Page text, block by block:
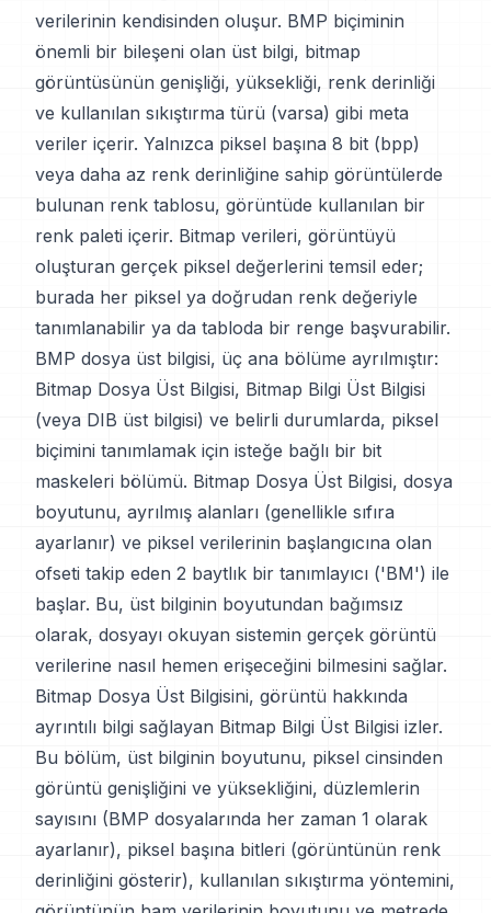
verilerinin kendisinden oluşur. BMP biçiminin
önemli bir bileşeni olan üst bilgi, bitmap
görüntüsünün genişliği, yüksekliği, renk derinliği
ve kullanılan sıkıştırma türü (varsa) gibi meta
veriler içerir. Yalnızca piksel başına 8 bit (bpp)
veya daha az renk derinliğine sahip görüntülerde
bulunan renk tablosu, görüntüde kullanılan bir
renk paleti içerir. Bitmap verileri, görüntüyü
oluşturan gerçek piksel değerlerini temsil eder;
burada her piksel ya doğrudan renk değeriyle
tanımlanabilir ya da tabloda bir renge başvurabilir.
BMP dosya üst bilgisi, üç ana bölüme ayrılmıştır:
Bitmap Dosya Üst Bilgisi, Bitmap Bilgi Üst Bilgisi
(veya DIB üst bilgisi) ve belirli durumlarda, piksel
biçimini tanımlamak için isteğe bağlı bir bit
maskeleri bölümü. Bitmap Dosya Üst Bilgisi, dosya
boyutunu, ayrılmış alanları (genellikle sıfıra
ayarlanır) ve piksel verilerinin başlangıcına olan
ofseti takip eden 2 baytlık bir tanımlayıcı ('BM') ile
başlar. Bu, üst bilginin boyutundan bağımsız
olarak, dosyayı okuyan sistemin gerçek görüntü
verilerine nasıl hemen erişeceğini bilmesini sağlar.
Bitmap Dosya Üst Bilgisini, görüntü hakkında
ayrıntılı bilgi sağlayan Bitmap Bilgi Üst Bilgisi izler.
Bu bölüm, üst bilginin boyutunu, piksel cinsinden
görüntü genişliğini ve yüksekliğini, düzlemlerin
sayısını (BMP dosyalarında her zaman 1 olarak
ayarlanır), piksel başına bitleri (görüntünün renk
derinliğini gösterir), kullanılan sıkıştırma yöntemini,